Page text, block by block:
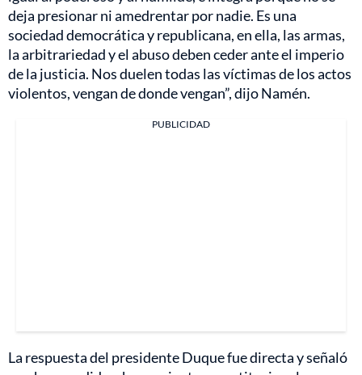
deja presionar ni amedrentar por nadie. Es una
sociedad democrática y republicana, en ella, las armas,
la arbitrariedad y el abuso deben ceder ante el imperio
de la justicia. Nos duelen todas las víctimas de los actos
violentos, vengan de donde vengan”, dijo Namén.
PUBLICIDAD
La respuesta del presidente Duque fue directa y señaló